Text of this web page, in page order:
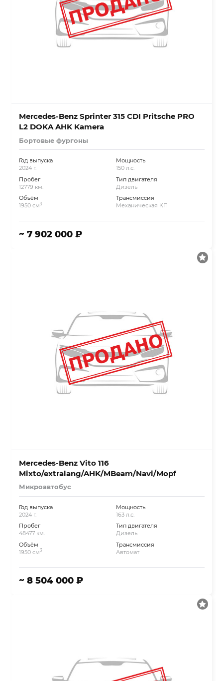
Mercedes-Benz Sprinter 315 CDI Pritsche PRO
L2 DOKA AHK Kamera
Бортовые фургоны
Год выпуска
2024 г.
Пробег
12779 км.
Объём
1950 см3
Мощность
150 л.с.
Тип двигателя
Дизель
Трансмиссия
Механическая КП
~ 7 902 000 ₽
Mercedes-Benz Vito 116
Mixto/extralang/AHK/MBeam/Navi/Mopf
Микроавтобус
Год выпуска
2024 г.
Пробег
48477 км.
Объём
1950 см3
Мощность
163 л.с.
Тип двигателя
Дизель
Трансмиссия
Автомат
~ 8 504 000 ₽